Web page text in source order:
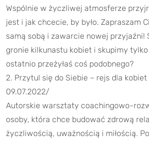
Wspólnie w życzliwej atmosferze
jest i jak chcecie, by było. Zapraszam
samą sobą i zawarcie nowej przyjaźni!
gronie kilkunastu kobiet i skupimy tylko
ostatnio przeżyłaś coś podobnego?
2. Przytul się do Siebie – rejs dla
09.07.2022/
Autorskie warsztaty coachingowo-
osoby, która chce budować zdrową
życzliwością, uważnością i miłością.